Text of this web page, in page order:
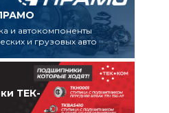
и автокомпоненты
и грузовых авто
ТЕК-